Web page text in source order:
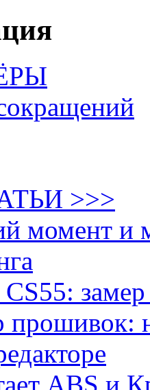
>>>
момент и
прошивок: